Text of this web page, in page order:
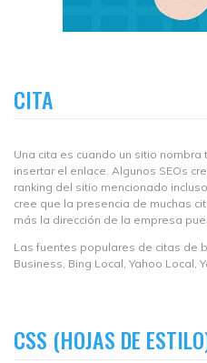
CITA
Una cita es cuando un sitio
insertar el enlace. Algunos SEOs
ranking del sitio mencionado
cree que la presencia de muchas
más la dirección de la empresa
Las fuentes populares de citas de
Business, Bing Local, Yahoo Local,
CSS (HOJAS DE